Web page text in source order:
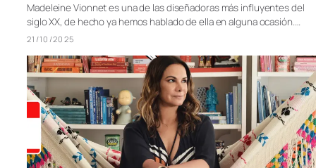
Madeleine Vionnet es una de las diseñadoras más influyentes del
siglo XX, de hecho ya hemos hablado de ella en alguna ocasión.…
21/10/2025